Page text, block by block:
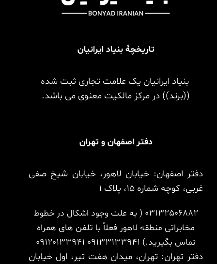
تاریخچۀ بنیاد ایرانیان
بنیاد ایرانیان یک علامت تجاری ثبت شده
((برند)) در مرکز مالکیت معنوی می باشد.
دفتر اصفهان و تهران
دفتر اصفهان: خیابان لاهور، خیابان شیخ صفی
غربی، کوچه شماره 15، پلاک 1
03132506882 ( به علت وجود اشکال در خطوط
مخابراتی منطقه لاهور فعلاً با تلفن های همراه
تماس بگیرید.) 09133133941
09120133941
دفتر تهران: تهران، میدان هفت تیر، اول خیابان